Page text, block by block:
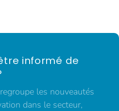
informé de
les nouveautés
dans le secteur,